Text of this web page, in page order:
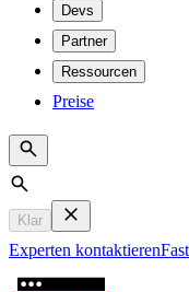
Devs
Partner
Ressourcen
Preise
Search
Klar
Experten kontaktieren